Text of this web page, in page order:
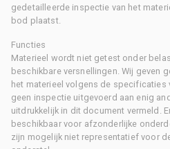
gedetailleerde inspectie van het
bod plaatst.
Functies
Materieel wordt niet getest onder
beschikbare versnellingen. Wij geven
het materieel volgens de specificaties
geen inspectie uitgevoerd aan enig
uitdrukkelijk in dit document vermeld.
beschikbaar voor afzonderlijke
zijn mogelijk niet representatief voor